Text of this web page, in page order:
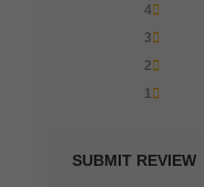
4
3
2
1